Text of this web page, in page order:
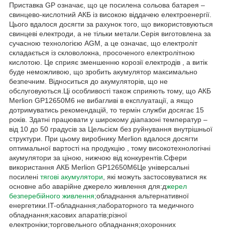
Приставка GP означає, що це посилена сольова батарея –
свинцево-кислотний АКБ із високою віддачею електроенергії.
Цього вдалося досягти за рахунок того, що використовуються
свинцеві електроди, а не тільки метали.Серія виготовлена за
сучасною технологією AGM, а це означає, що електроліт
складається із скловолокна, просоченого електролітною
кислотою. Це сприяє зменшенню корозії електродів , а витік
буде неможливою, що зробить акумулятор максимально
безпечним. Відноситься до акумуляторів, що не
обслуговуються.Ці особливості також сприяють тому, що АКБ
Merlion GP12650M6 не вибагливі в експлуатації, а якщо
дотримуватись рекомендацій, то термін служби досягає 15
років. Здатні працювати у широкому діапазоні температур –
від 10 до 50 градусів за Цельсієм без руйнування внутрішньої
структури. При цьому виробнику Merlion вдалося досягти
оптимальної вартості на продукцію , тому високотехнологічні
акумулятори за ціною, нижчою від конкурентів.Сфери
використання АКБ Merlion GP12650M6Це універсальні
посилені тягові акумулятори , які можуть застосовуватися як
основне або аварійне джерело живлення для:джерел
безперебійного живлення;обладнання альтернативної
енергетики.IT-обладнання;лабораторного та медичного
обладнання;касових апаратів;різної
електроніки;торговельного обладнання;охоронних